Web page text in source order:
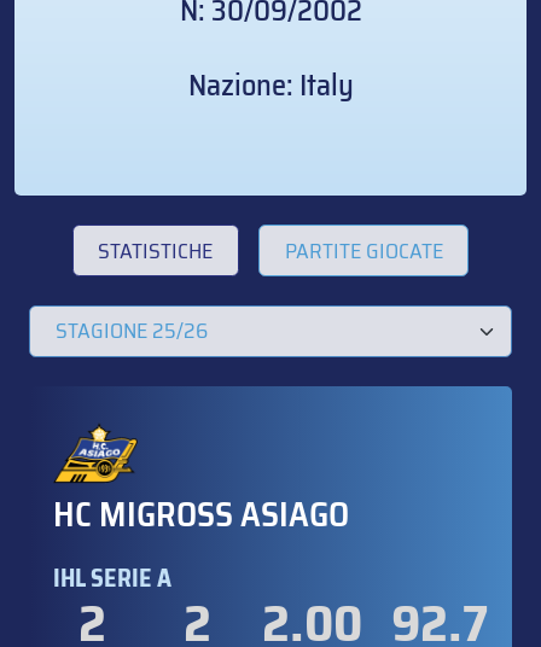
N: 30/09/2002
Nazione: Italy
STATISTICHE PARTITE GIOCATE
HC MIGROSS ASIAGO
IHL SERIE A
2 2 2.00 92.7